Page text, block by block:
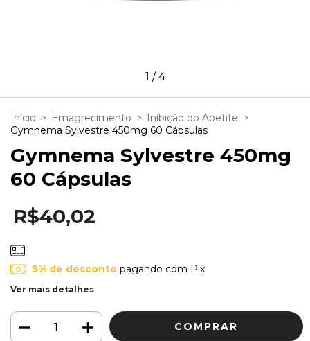
1 /4
Início > Emagrecimento > Inibição do Apetite >
Gymnema Sylvestre 450mg 60 Cápsulas
Gymnema Sylvestre 450mg
60 Cápsulas
R$40,02
5% de desconto pagando com Pix
Ver mais detalhes